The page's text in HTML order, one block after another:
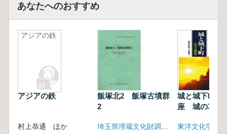
あなたへのおすすめ
アジアの鉄
アジアの鉄
村上恭通 ほか
飯塚北2 飯塚古墳群
2
城と城下町見
座 城の攻防
東洋文化学院